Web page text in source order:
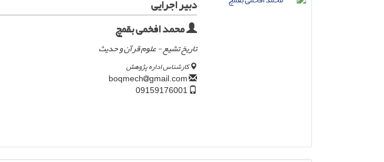
دبیر اجرایی
محمد افخمی بقمچ
تاریخ تشیع - علوم قرآن و حدیث
کارشناس اداره پژوهش
gmail.com